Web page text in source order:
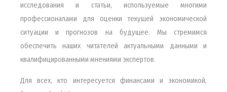
исследования и статьи, используемые многими
профессионалами для оценки текущей экономической
ситуации и прогнозов на будущее. Мы стремимся
обеспечить наших читателей актуальными данными и
квалифицированными мнениями экспертов.
Для всех, кто интересуется финансами и экономикой,